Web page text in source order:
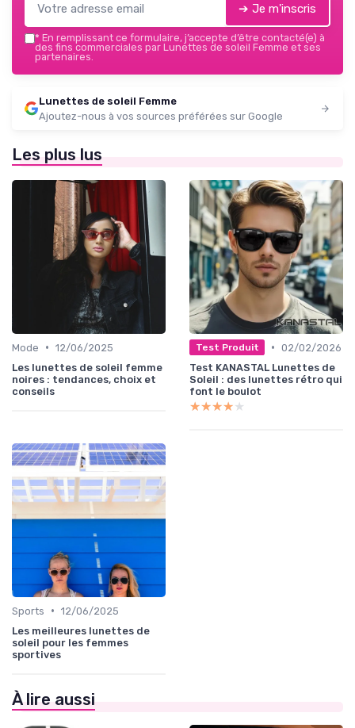
➔ Je m'inscris
* En remplissant ce formulaire, j’accepte d’être contacté(e) à
des fins commerciales par Lunettes de soleil Femme et ses
partenaires.
Lunettes de soleil Femme
Ajoutez-nous à vos sources préférées sur Google
Les plus lus
Mode • 12/06/2025
Les lunettes de soleil femme
noires : tendances, choix et
conseils
Test Produit • 02/02/2026
Test KANASTAL Lunettes de
Soleil : des lunettes rétro qui
font le boulot
★★★★★
★★★★★
Sports • 12/06/2025
Les meilleures lunettes de
soleil pour les femmes
sportives
À lire aussi